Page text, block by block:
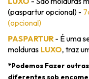
(paspartur opcional) -
(opcional)
PASPARTUR - É uma
molduras LUXO, traz
*Podemos Fazer
diferentes sob